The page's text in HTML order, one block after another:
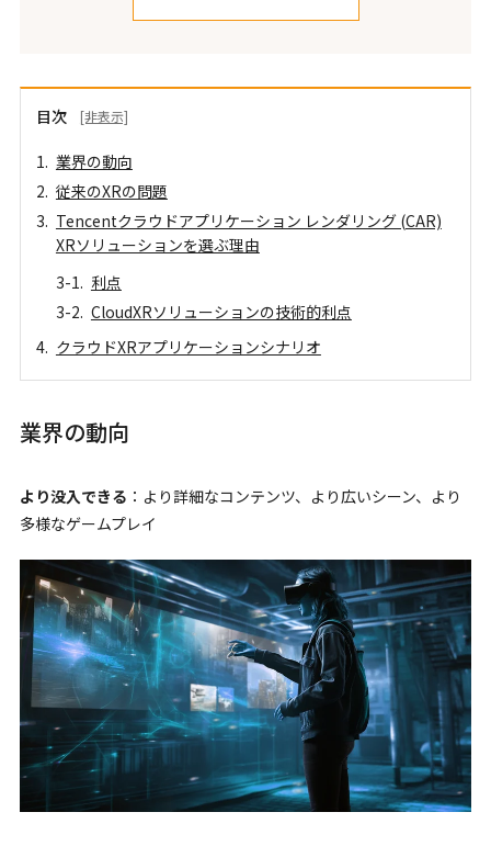
目次 [非表示]
業界の動向
従来のXRの問題
Tencentクラウドアプリケーション レンダリング (CAR)
XRソリューションを選ぶ理由
利点
CloudXRソリューションの技術的利点
クラウドXRアプリケーションシナリオ
業界の動向
より没入できる ：より詳細なコンテンツ、より広いシーン、より
多様なゲームプレイ